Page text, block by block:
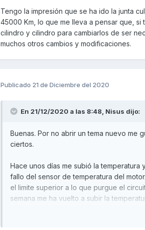
Tengo la impresión que se ha ido la junta
45000 Km, lo que me lleva a pensar que,
cilindro y cilindro para cambiarlos de ser
muchos otros cambios y modificaciones.
Publicado 21 de Diciembre del 2020
En 21/12/2020 a las 8:48, Nisus dijo:
Buenas. Por no abrir un tema nuevo me
ciertos.
Hace unos días me subió la
fallo del sensor de temperatura del
el limite superior a lo que purgue el
semana me ha vuelto a subir la
La moto no me ha tirado refrigerante o